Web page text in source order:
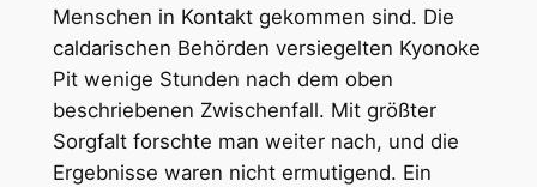
Menschen in Kontakt gekommen sind. Die
caldarischen Behörden versiegelten Kyonoke
Pit wenige Stunden nach dem oben
beschriebenen Zwischenfall. Mit größter
Sorgfalt forschte man weiter nach, und die
Ergebnisse waren nicht ermutigend. Ein